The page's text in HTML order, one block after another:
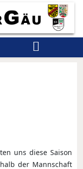
uns diese Saison
der Mannschaft